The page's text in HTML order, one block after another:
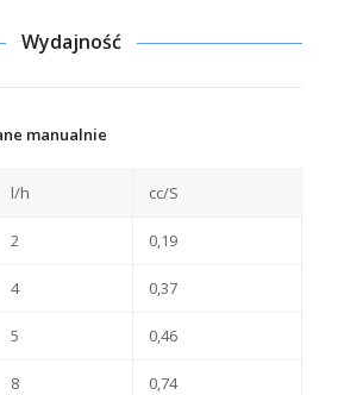
Wydajność
manualnie
l/h cc/S
2 0,19
4 0,37
5 0,46
8 0,74